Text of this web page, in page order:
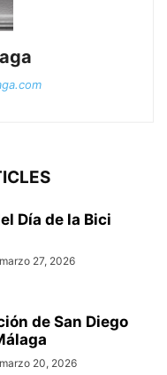
Día de la Bici
marzo 27, 2026
de San Diego
marzo 20, 2026